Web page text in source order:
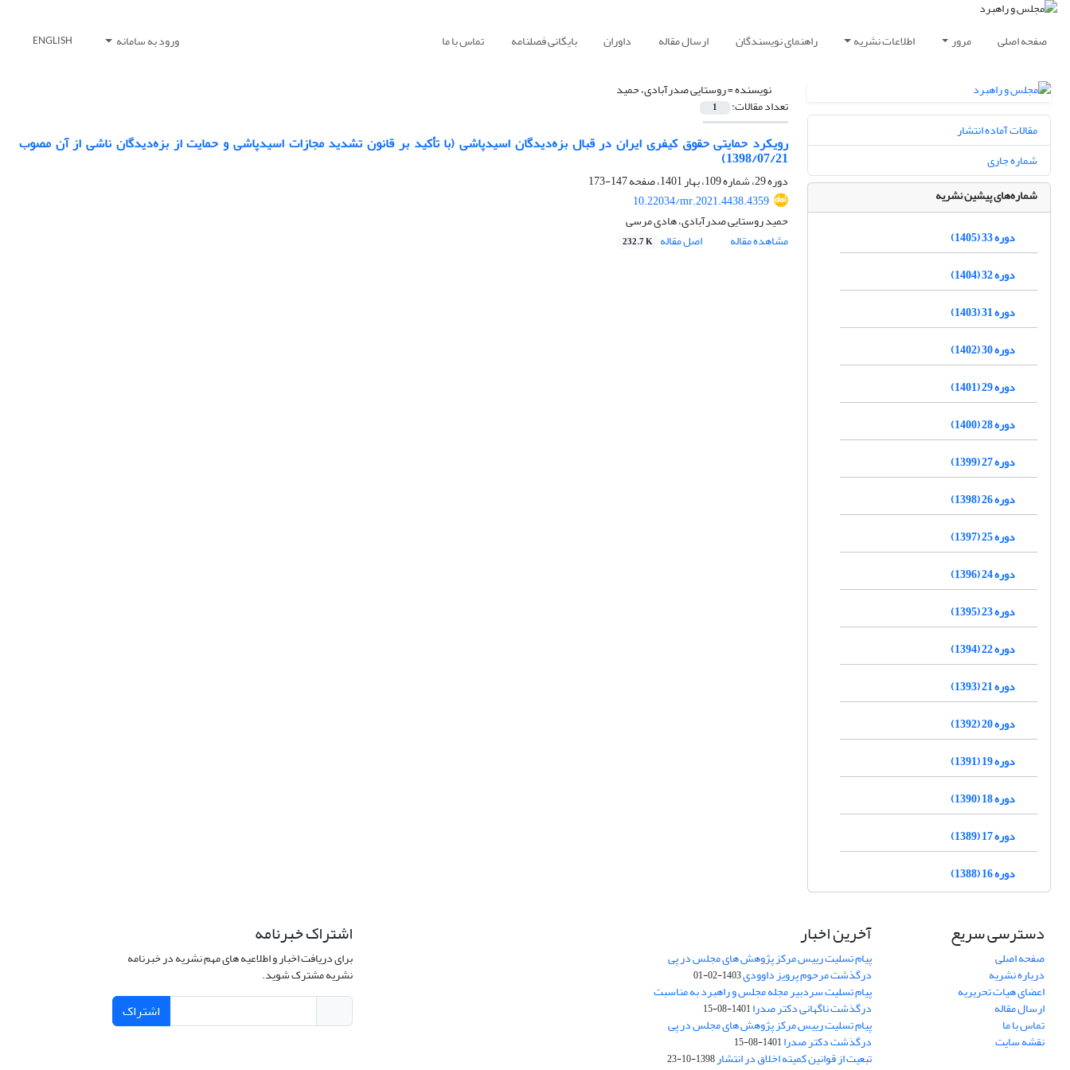
صفحه اصلی مرور اطلاعات نشریه راهنمای نویسندگان ارسال مقاله داوران بایگانی فصلنامه تماس با ما ورود به سامانه ENGLISH
نویسنده =روستایی صدرآبادی، حمید
تعداد مقالات: 1
رویکرد حمایتی حقوق کیفری ایران در قبال بزه‌دیدگان اسیدپاشی (با تأکید بر قانون تشدید مجازات اسیدپاشی و حمایت از بزه‌دیدگان ناشی از آن مصوب
1398/07/21)
دوره 29، شماره 109، بهار 1401، صفحه
147-173
10.22034/mr.2021.4438.4359
حمید روستایی صدرآبادی، هادی مرسی
مشاهده مقاله
اصل مقاله 232.7 K
مقالات آماده انتشار
شماره جاری
شماره‌های پیشین نشریه
دوره 33 (1405)
دوره 32 (1404)
دوره 31 (1403)
دوره 30 (1402)
دوره 29 (1401)
دوره 28 (1400)
دوره 27 (1399)
دوره 26 (1398)
دوره 25 (1397)
دوره 24 (1396)
دوره 23 (1395)
دوره 22 (1394)
دوره 21 (1393)
دوره 20 (1392)
دوره 19 (1391)
دوره 18 (1390)
دوره 17 (1389)
دوره 16 (1388)
دسترسی سریع
صفحه اصلی
درباره نشریه
اعضای هیات تحریریه
ارسال مقاله
تماس با ما
نقشه سایت
آخرین اخبار
پیام تسلیت رییس مرکز پژوهش های مجلس در پی
درگذشت مرحوم پرویز داوودی1403-02-01
پیام تسلیت سردبیر مجله مجلس و راهبرد به مناسبت
درگذشت ناگهانی دکتر صدرا1401-08-15
پیام تسلیت رییس مرکز پژوهش های مجلس در پی
درگذشت دکتر صدرا1401-08-15
تبعیت از قوانین کمیته اخلاق در انتشار1398-10-23
اشتراک خبرنامه
برای دریافت اخبار و اطلاعیه های مهم نشریه در خبرنامه
نشریه مشترک شوید.
اشتراک